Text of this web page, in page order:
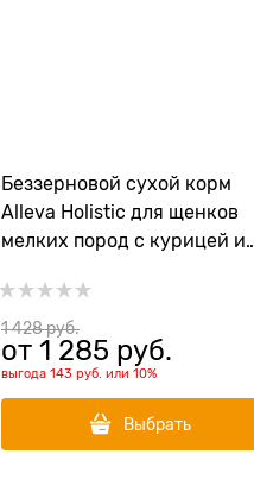
Беззерновой сухой корм
Alleva Holistic для щенков
мелких пород с курицей и
& Duck Mini)
1 428 руб.
от 1 285 руб.
выгода 143 руб. или 10%
Выбрать